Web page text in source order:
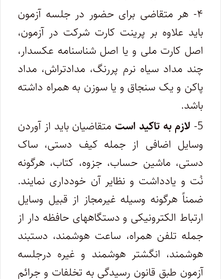
۴- هر متقاضی برای حضور در جلسه آزمون
باید علاوه بر پرینت کارت شرکت در آزمون،
اصل کارت ملی و یا اصل شناسنامه عکسدار،
چند مداد سیاه نرم پررنگ، مدادتراش، مداد
پاکن و یک سنجاق و یا سوزن به همراه داشته
باشد.
5- لازم به تاکید است متقاضیان باید از آوردن
وسایل اضافی از جمله کیف دستی، ساک
دستی، ماشین حساب، جزوه، کتاب، هرگونه
نُت و یادداشت و نظایر آن خودداری نمایند.
ضمناً هرگونه وسیله غیرمجاز از قبیل وسایل
ارتباط الکترونیکی و دستگاههای حافظه دار از
جمله تلفن همراه، ساعت هوشمند، دستبند
هوشمند، انگشتر هوشمند و غیره درجلسه
آزمون طبق قانون رسیدگی به تخلفات و جرائم